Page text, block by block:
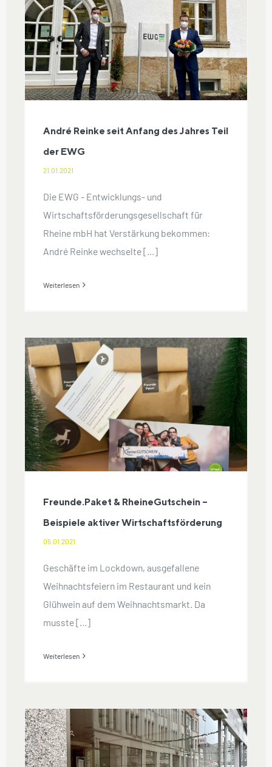
André Reinke seit Anfang des
Jahres Teil der EWG
André Reinke seit Anfang des Jahres Teil
der EWG
21.01.2021
Die EWG - Entwicklungs- und
Wirtschaftsförderungsgesellschaft für
Rheine mbH hat Verstärkung bekommen:
André Reinke wechselte [...]
Weiterlesen
Freunde.Paket & RheineGutschein –
Beispiele aktiver
Wirtschaftsförderung
Freunde.Paket & RheineGutschein –
Beispiele aktiver Wirtschaftsförderung
05.01.2021
Geschäfte im Lockdown, ausgefallene
Weihnachtsfeiern im Restaurant und kein
Glühwein auf dem Weihnachtsmarkt. Da
musste [...]
Weiterlesen
Neue Nutzungsideen für die